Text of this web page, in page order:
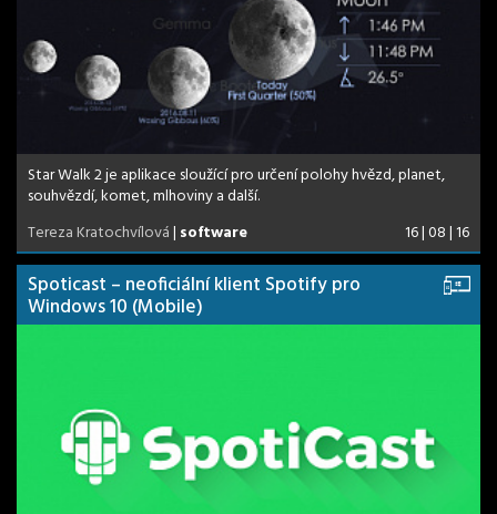
Star Walk 2 je aplikace sloužící pro určení polohy hvězd, planet,
souhvězdí, komet, mlhoviny a další.
Tereza Kratochvílová| software 16 | 08 | 16
Spoticast – neoficiální klient Spotify pro
Windows 10 (Mobile)